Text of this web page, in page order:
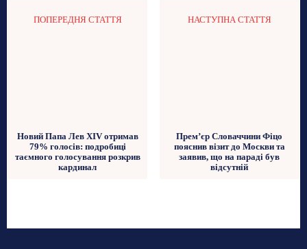
ПОПЕРЕДНЯ СТАТТЯ
Новий Папа Лев XIV отримав
79% голосів: подробиці
таємного голосування розкрив
кардинал
НАСТУПНА СТАТТЯ
Прем’єр Словаччини Фіцо
пояснив візит до Москви та
заявив, що на параді був
відсутній